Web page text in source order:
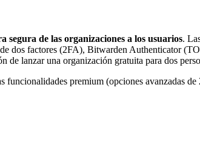
segura de las organizaciones a los usuarios.
dos factores (2FA), Bitwarden Authenticator
lanzar una organización gratuita para dos
funcionalidades premium (opciones avanzadas